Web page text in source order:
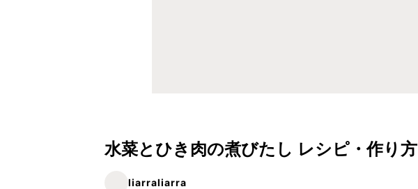
水菜とひき肉の煮びたし レシピ・作り方
liarraliarra